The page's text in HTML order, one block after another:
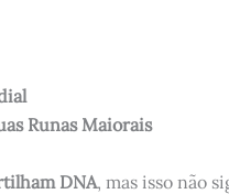
Runas Maiorais
DNA, mas isso não